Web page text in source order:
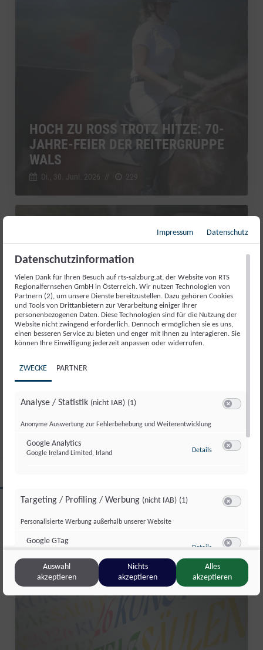
HOCH ZU ROSS TROTZ HITZE: 70-
JAHRE-FEIER DER REITERGRUPPE
WALS
Di., 30. Juni. 2026 229
AUFATMEN IN ABTENAU: DIE
KARKOGELBAHN IST GERETTET
Impressum Datenschutz
Datenschutzinformation
Vielen Dank für Ihren Besuch auf rts-salzburg.at, der Website von RTS
Regionalfernsehen GmbH in Österreich. Wir nutzen Technologien von
Partnern (2), um unsere Dienste bereitzustellen. Dazu gehören Cookies
und Tools von Drittanbietern zur Verarbeitung einiger Ihrer
personenbezogenen Daten. Diese Technologien sind für die Nutzung der
Website nicht zwingend erforderlich. Dennoch ermöglichen sie es uns,
einen besseren Service zu bieten und enger mit Ihnen zu interagieren. Sie
können Ihre Einwilligung jederzeit anpassen oder widerrufen.
ZWECKE PARTNER
Analyse / Statistik (nicht IAB) (1)
Anonyme Auswertung zur Fehlerbehebung und Weiterentwicklung
Google Analytics
Google Ireland Limited, Irland Details zu Google
Targeting / Profiling / Werbung (nicht IAB) (1)
Personalisierte Werbung außerhalb unserer Website
Google GTag
Google Ireland Limited, Irland Details zu Google GTag
Sonstige Inhalte(nicht IAB) (2)
Auswahl
akzeptieren
Nichts
akzeptieren
Alles
akzeptieren